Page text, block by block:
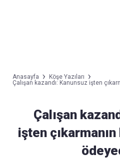
Anasayfa
Köşe Yazıları
Çalışan kazandı: Kanunsuz işten
Çalışan
işten